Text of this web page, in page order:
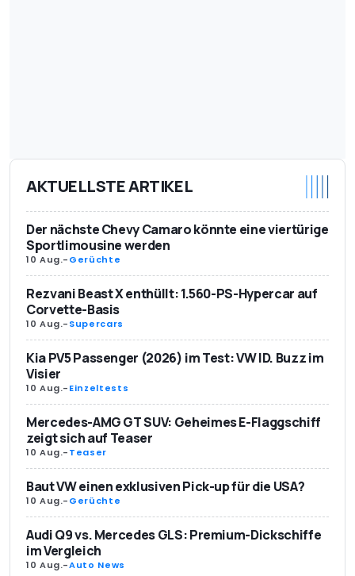
AKTUELLSTE ARTIKEL
Der nächste Chevy Camaro könnte eine viertürige
Sportlimousine werden
10 Aug.-Gerüchte
Rezvani Beast X enthüllt: 1.560-PS-Hypercar auf
Corvette-Basis
10 Aug.-Supercars
Kia PV5 Passenger (2026) im Test: VW ID. Buzz im
Visier
10 Aug.-Einzeltests
Mercedes-AMG GT SUV: Geheimes E-Flaggschiff
zeigt sich auf Teaser
10 Aug.-Teaser
Baut VW einen exklusiven Pick-up für die USA?
10 Aug.-Gerüchte
Audi Q9 vs. Mercedes GLS: Premium-Dickschiffe
im Vergleich
10 Aug.-Auto News